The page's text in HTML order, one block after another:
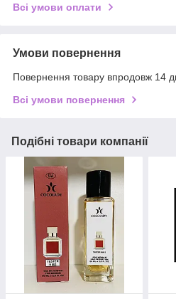
Всі умови оплати
Умови повернення
Повернення товару впродовж 14
Всі умови повернення
Подібні товари компанії